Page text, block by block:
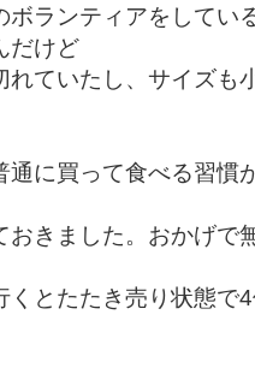
ボランティアをしてい
だけど
れていたし、サイズも
通に買って食べる習慣
おきました。おかげで
くとたたき売り状態で